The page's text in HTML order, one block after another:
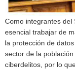
Como integrantes del
esencial trabajar de
la protección de
sector de la
ciberdelitos, por lo